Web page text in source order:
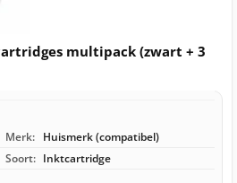
multipack (zwart + 3
Merk: Huismerk (compatibel)
Soort: Inktcartridge